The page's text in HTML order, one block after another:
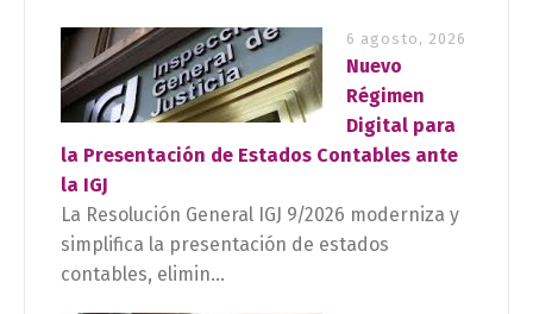
6 agosto, 2026
Nuevo
Régimen
Digital para
la Presentación de Estados Contables ante
la IGJ
La Resolución General IGJ 9/2026 moderniza y
simplifica la presentación de estados
contables, elimin...